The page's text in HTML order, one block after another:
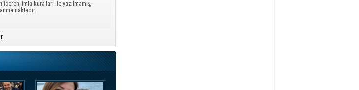
imla kuralları ile yazılmamış,